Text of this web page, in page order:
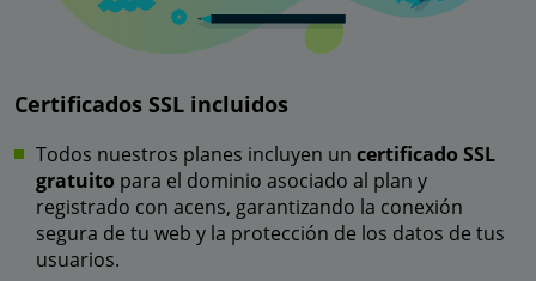
Certificados SSL incluidos
Todos nuestros planes incluyen un certificado SSL
gratuito para el dominio asociado al plan y
registrado con acens, garantizando la conexión
segura de tu web y la protección de los datos de tus
usuarios.